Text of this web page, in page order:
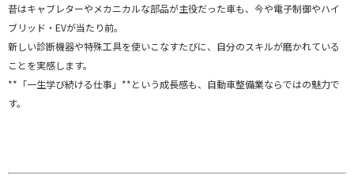
昔はキャブレターやメカニカルな部品が主役だった車も、今や電子制御やハイ
ブリッド・EVが当たり前。
新しい診断機器や特殊工具を使いこなすたびに、自分のスキルが磨かれている
ことを実感します。
**「一生学び続ける仕事」**という成長感も、自動車整備業ならではの魅力で
す。